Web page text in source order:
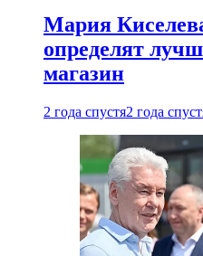
Мария
определят
магазин
2 года спустя2 года